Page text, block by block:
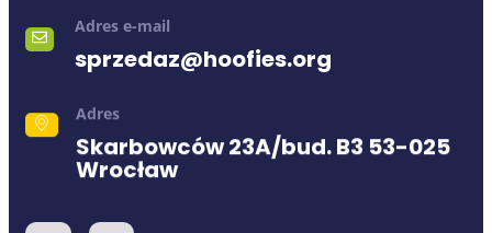
Adres e-mail
sprzedaz@hoofies.org
Adres
Skarbowców 23A/bud. B3 53-025
Wrocław